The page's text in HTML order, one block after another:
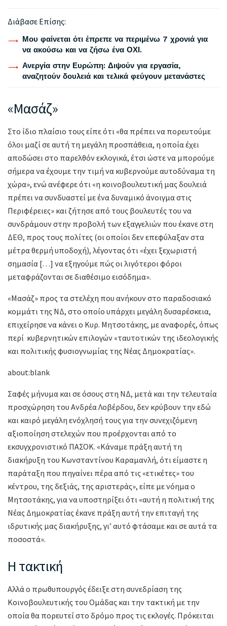
Διάβασε Επίσης:
Μου φαίνεται ότι έπρεπε να περιμένω 7 χρονιά για
να ακούσω και να ζήσω ένα ΟΧΙ.
Ανεργία στην Ευρώπη: Διψούν για εργασία,
αναζητούν δουλειά και τελικά φεύγουν μετανάστες
«Μασάζ»
Στο ίδιο πλαίσιο τους είπε ότι «θα πρέπει να πορευτούμε
όλοι μαζί σε αυτή τη μεγάλη προσπάθεια, η οποία έχει
αποδώσει στο παρελθόν εκλογικά, έτσι ώστε να μπορούμε
σήμερα να έχουμε την τιμή να κυβερνούμε αυτοδύναμα τη
χώρα», ενώ ανέφερε ότι «η κοινοβουλευτική μας δουλειά
πρέπει να συνδυαστεί με ένα δυναμικό άνοιγμα στις
Περιφέρειες» και ζήτησε από τους βουλευτές του να
συνδράμουν στην προβολή των εξαγγελιών που έκανε στη
ΔΕΘ, προς τους πολίτες (οι οποίοι δεν επεφύλαξαν στα
μέτρα θερμή υποδοχή), λέγοντας ότι «έχει ξεχωριστή
σημασία […] να εξηγούμε πώς οι λιγότεροι φόροι
μεταφράζονται σε διαθέσιμο εισόδημα».
«Μασάζ» προς τα στελέχη που ανήκουν στο παραδοσιακό
κομμάτι της ΝΔ, στο οποίο υπάρχει μεγάλη δυσαρέσκεια,
επιχείρησε να κάνει ο Κυρ. Μητσοτάκης, με αναφορές, όπως
περί κυβερνητικών επιλογών «ταυτοτικών της ιδεολογικής
και πολιτικής φυσιογνωμίας της Νέας Δημοκρατίας».
about:blank
Σαφές μήνυμα και σε όσους στη ΝΔ, μετά και την τελευταία
προσχώρηση του Ανδρέα Λοβέρδου, δεν κρύβουν την εδώ
και καιρό μεγάλη ενόχλησή τους για την συνεχιζόμενη
αξιοποίηση στελεχών που προέρχονται από το
εκσυγχρονιστικό ΠΑΣΟΚ. «Κάναμε πράξη αυτή τη
διακήρυξη του Κωνσταντίνου Καραμανλή, ότι είμαστε η
παράταξη που πηγαίνει πέρα από τις «ετικέτες» του
κέντρου, της δεξιάς, της αριστεράς», είπε με νόημα ο
Μητσοτάκης, για να υποστηρίξει ότι «αυτή η πολιτική της
Νέας Δημοκρατίας έκανε πράξη αυτή την επιταγή της
ιδρυτικής μας διακήρυξης, γι’ αυτό φτάσαμε και σε αυτά τα
ποσοστά».
Η τακτική
Αλλά ο πρωθυπουργός έδειξε στη συνεδρίαση της
Κοινοβουλευτικής του Ομάδας και την τακτική με την
οποία θα πορευτεί στο δρόμο προς τις εκλογές. Πρόκειται